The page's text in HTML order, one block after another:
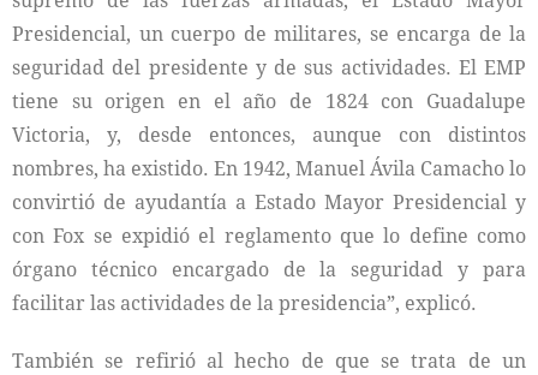
Presidencial, un cuerpo de militares, se encarga de la
seguridad del presidente y de sus actividades. El EMP
tiene su origen en el año de 1824 con Guadalupe
Victoria, y, desde entonces, aunque con distintos
nombres, ha existido. En 1942, Manuel Ávila Camacho lo
convirtió de ayudantía a Estado Mayor Presidencial y
con Fox se expidió el reglamento que lo define como
órgano técnico encargado de la seguridad y para
facilitar las actividades de la presidencia”, explicó.
También se refirió al hecho de que se trata de un